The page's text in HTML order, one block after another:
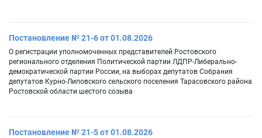
Постановление № 21-6 от 01.08.2026
О регистрации уполномоченных представителей Ростовского
регионального отделения Политической партии ЛДПР-Либерально-
демократической партии России, на выборах депутатов Собрания
депутатов Курно-Липовского сельского поселения Тарасовского района
Ростовской области шестого созыва
Постановление № 21-5 от 01.08.2026